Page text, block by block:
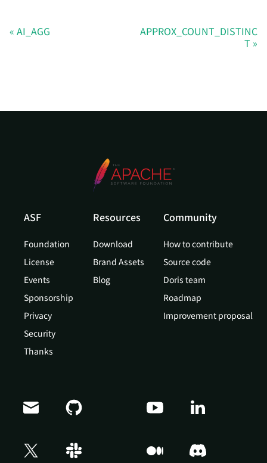
AI_AGG
APPROX_COUNT_DISTINC
T
ASF
Foundation
License
Events
Sponsorship
Privacy
Security
Thanks
Resources
Download
Brand Assets
Blog
Community
How to contribute
Source code
Doris team
Roadmap
Improvement proposal
Doris Summit 26